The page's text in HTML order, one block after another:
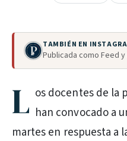
TAMBIÉN EN
Publicada como Feed
L os docentes de la
han convocado a
martes en respuesta a